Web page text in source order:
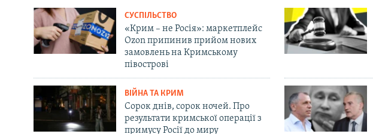
СУСПІЛЬСТВО
«Крим – не Росія»: маркетплейс
Ozon припинив прийом нових
замовлень на Кримському
півострові
ВІЙНА ТА КРИМ
Сорок днів, сорок ночей. Про
результати кримської операції з
примусу Росії до миру